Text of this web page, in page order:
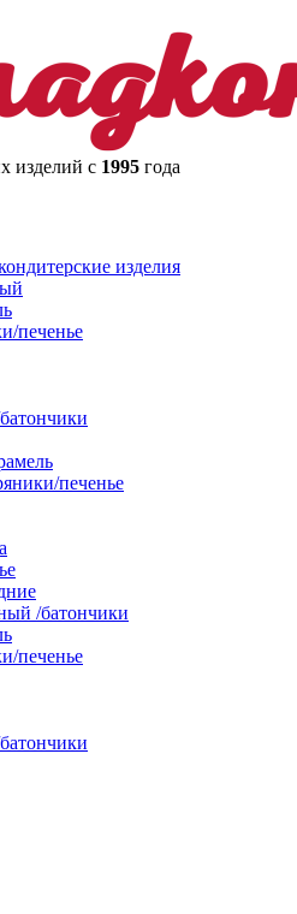
изделий с 1995 года
изделия
печенье
печенье
/батончики
печенье